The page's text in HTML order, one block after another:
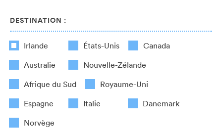
DESTINATION :
Irlande États-Unis
Canada
Australie
Nouvelle-Zélande
Afrique du Sud
Royaume-Uni
Espagne
Italie
Danemark
Norvège